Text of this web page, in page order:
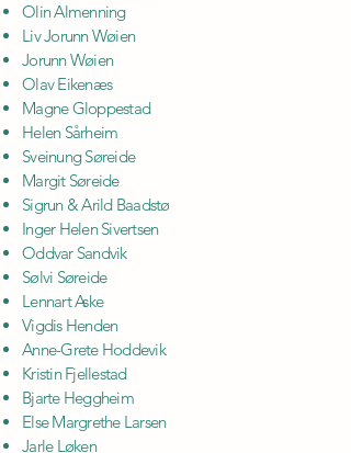
Olin Almenning
Liv Jorunn Wøien
Jorunn Wøien
Olav Eikenæs
Magne Gloppestad
Helen Sårheim
Sveinung Søreide
Margit Søreide
Sigrun & Arild Baadstø
Inger Helen Sivertsen
Oddvar Sandvik
Sølvi Søreide
Lennart Aske
Vigdis Henden
Anne-Grete Hoddevik
Kristin Fjellestad
Bjarte Heggheim
Else Margrethe Larsen
Jarle Løken